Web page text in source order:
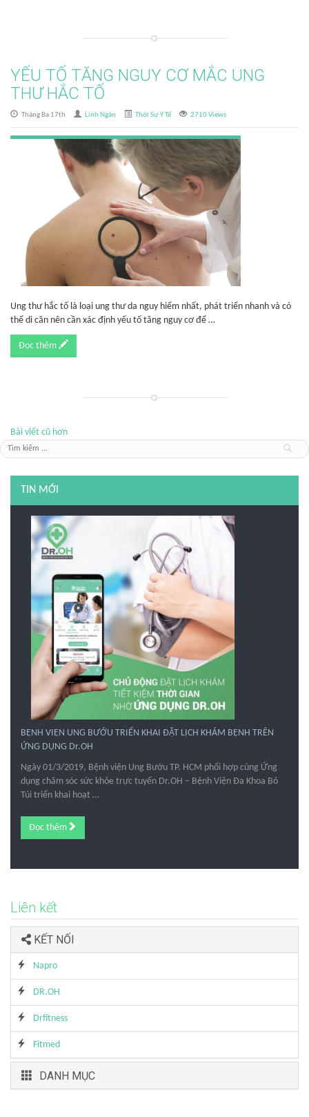
YẾU TỐ TĂNG NGUY CƠ MẮC UNG
THƯ HẮC TỐ
Tháng Ba 17th Linh Ngân Thời Sự Y Tế 2710 Views
Ung thư hắc tố là loại ung thư da nguy hiểm nhất, phát triển nhanh và có
thể di căn nên cần xác định yếu tố tăng nguy cơ để …
Đọc thêm
Bài viết cũ hơn
TIN MỚI
BỆNH VIỆN UNG BƯỚU TRIỂN KHAI ĐẶT LỊCH KHÁM BỆNH TRÊN
ỨNG DỤNG Dr.OH
Ngày 01/3/2019, Bệnh viện Ung Bướu TP. HCM phối hợp cùng Ứng
dụng chăm sóc sức khỏe trực tuyến Dr.OH – Bệnh Viện Đa Khoa Bỏ
Túi triển khai hoạt …
Đọc thêm
Liên kết
KẾT NỐI
Napro
DR.OH
Drfitness
Fitmed
DANH MỤC